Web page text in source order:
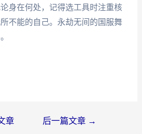
身在何处，记得选工具时注重核
不能的自己。永劫无间的国服舞
章 后一篇文章 →